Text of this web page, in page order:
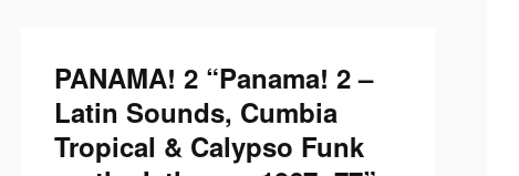
PANAMA! 2 “Panama! 2 –
Latin Sounds, Cumbia
Tropical & Calypso Funk